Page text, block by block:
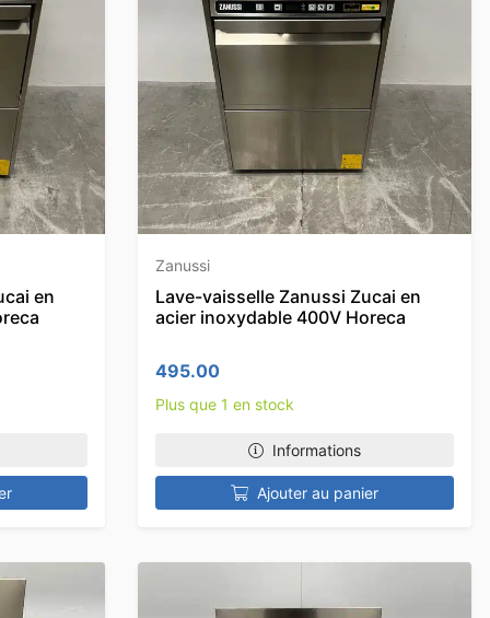
en
Zanussi
Lave-vaisselle Zanussi Zucai en
acier inoxydable 400V Horeca
495.00
Plus que 1 en stock
Informations
Ajouter au panier